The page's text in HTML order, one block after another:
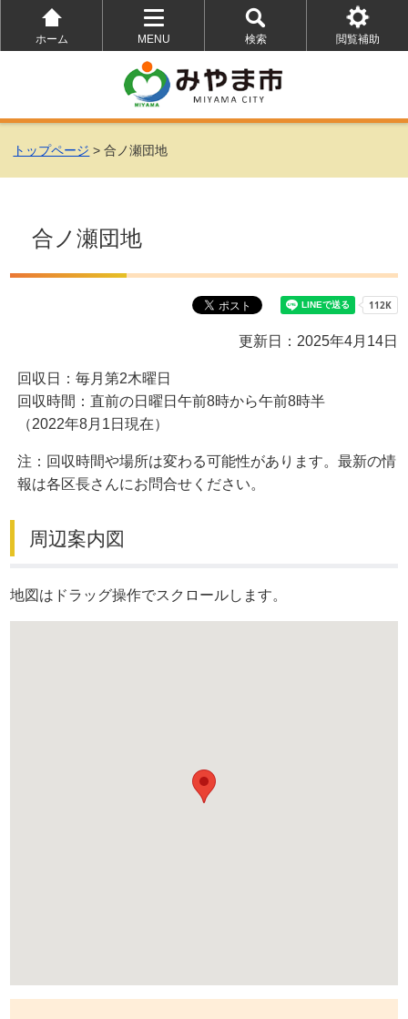
ホーム
MENU
を
開
く
検索
を
開
く
閲覧補助
を
トップページ > 合ノ瀬団地
合ノ瀬団地
更新日：2025年4月14日
回収日：毎月第2木曜日
回収時間：直前の日曜日午前8時から午前8時半
（2022年8月1日現在）
注：回収時間や場所は変わる可能性があります。最新の情
報は各区長さんにお問合せください。
周辺案内図
地図はドラッグ操作でスクロールします。